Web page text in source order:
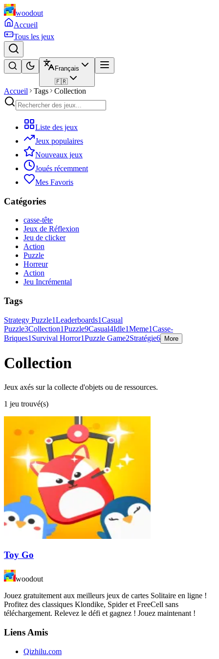
woodout
Accueil
Tous les jeux
Français
🇫🇷
Accueil Tags Collection
Liste des jeux
Jeux populaires
Nouveaux jeux
Joués récemment
Mes Favoris
Catégories
casse-tête
Jeux de Réflexion
Jeu de clicker
Action
Puzzle
Horreur
Action
Jeu Incrémental
Tags
Strategy Puzzle1Leaderboards1Casual
Puzzle3Collection1Puzzle9Casual4Idle1Meme1Casse-
Briques1 Survival Horror1Puzzle Game2Stratégie6 More
Collection
Jeux axés sur la collecte d'objets ou de ressources.
1 jeu trouvé(s)
Toy Go
woodout
Jouez gratuitement aux meilleurs jeux de cartes Solitaire en ligne !
Profitez des classiques Klondike, Spider et FreeCell sans
téléchargement. Relevez le défi et gagnez ! Jouez maintenant !
Liens Amis
Qizhilu.com